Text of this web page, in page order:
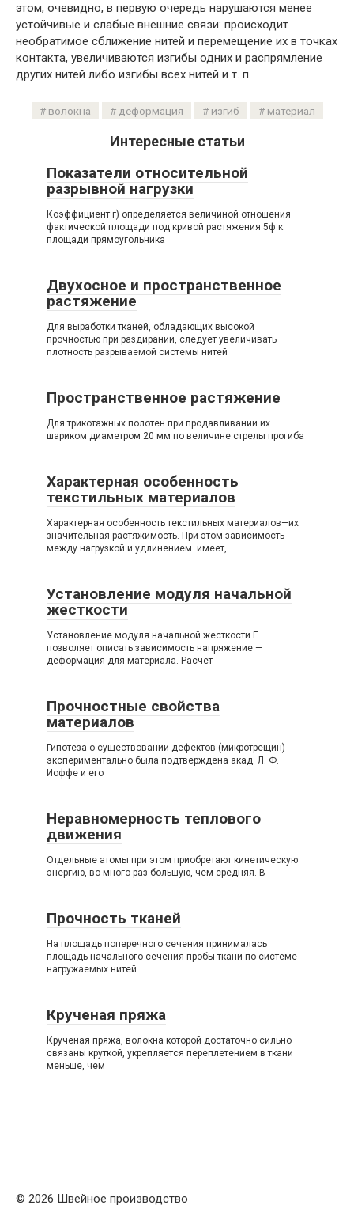
этом, очевидно, в первую очередь нарушаются менее
устойчивые и слабые внешние связи: происходит
необратимое сближение нитей и перемещение их в точках
контакта, увеличиваются изгибы одних и распрямление
других нитей либо изгибы всех нитей и т. п.
волокна деформация изгиб материал
Интересные статьи
Показатели относительной
разрывной нагрузки
Коэффициент г) определяется величиной отношения
фактической площади под кривой растяжения 5ф к
площади прямоугольника
Двухосное и пространственное
растяжение
Для выработки тканей, обладающих высокой
прочностью при раздирании, следует увеличивать
плотность разрываемой системы нитей
Пространственное растяжение
Для трикотажных полотен при продавливании их
шариком диаметром 20 мм по величине стрелы прогиба
Характерная особенность
текстильных материалов
Характерная особенность текстильных материалов—их
значительная растяжимость. При этом зависимость
между нагрузкой и удлинением имеет,
Установление модуля начальной
жесткости
Установление модуля начальной жесткости Е
позволяет описать зависимость напряжение —
деформация для материала. Расчет
Прочностные свойства
материалов
Гипотеза о существовании дефектов (микротрещин)
экспериментально была подтверждена акад. Л. Ф.
Иоффе и его
Неравномерность теплового
движения
Отдельные атомы при этом приобретают кинетическую
энергию, во много раз большую, чем средняя. В
Прочность тканей
На площадь поперечного сечения принималась
площадь начального сечения пробы ткани по системе
нагружаемых нитей
Крученая пряжа
Крученая пряжа, волокна которой достаточно сильно
связаны круткой, укрепляется переплетением в ткани
меньше, чем
© 2026 Швейное производство